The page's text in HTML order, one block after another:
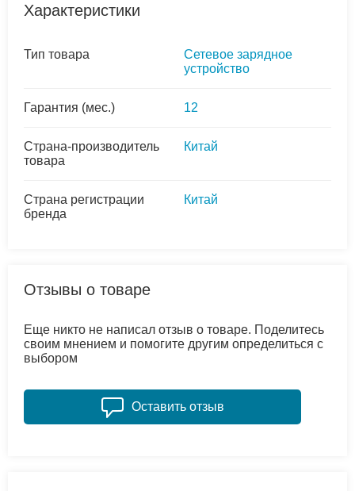
Характеристики
Тип товара
Сетевое зарядное
устройство
Гарантия (мес.) 12
Страна-производитель
товара
Китай
Страна регистрации
бренда
Китай
Отзывы о товаре
Еще никто не написал отзыв о товаре. Поделитесь
своим мнением и помогите другим определиться с
выбором
Оставить отзыв